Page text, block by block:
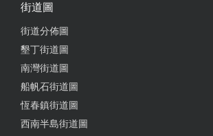
街道圖
街道分佈圖
墾丁街道圖
南灣街道圖
船帆石街道圖
恆春鎮街道圖
西南半島街道圖